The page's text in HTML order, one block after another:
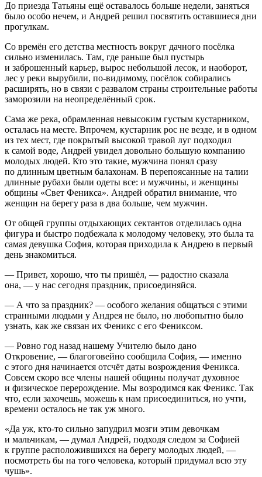
До приезда Татьяны ещё оставалось больше недели, заняться
было особо нечем, и Андрей решил посвятить оставшиеся дни
прогулкам.
Со времён его детства местность вокруг дачного посёлка
сильно изменилась. Там, где раньше был пустырь
и заброшенный карьер, вырос небольшой лесок, и наоборот,
лес у реки вырубили, по-видимому, посёлок собирались
расширять, но в связи с развалом страны строительные работы
заморозили на неопределённый срок.
Сама же река, обрамленная невысоким густым кустарником,
осталась на месте. Впрочем, кустарник рос не везде, и в одном
из тех мест, где покрытый высокой травой луг подходил
к самой воде, Андрей увидел довольно большую компанию
молодых людей. Кто это такие, мужчина понял сразу
по длинным цветным балахонам. В перепоясанные на талии
длинные рубахи были одеты все: и мужчины, и женщины
общины «Свет Феникса». Андрей обратил внимание, что
женщин на берегу раза в два больше, чем мужчин.
От общей группы отдыхающих сектантов отделилась одна
фигура и быстро подбежала к молодому человеку, это была та
самая девушка София, которая приходила к Андрею в первый
день знакомиться.
— Привет, хорошо, что ты пришёл, — радостно сказала
она, — у нас сегодня праздник, присоединяйся.
— А что за праздник? — особого желания общаться с этими
странными людьми у Андрея не было, но любопытно было
узнать, как же связан их Феникс с его Фениксом.
— Ровно год назад нашему Учителю было дано
Откровение, — благоговейно сообщила София, — именно
с этого дня начинается отсчёт даты возрождения Феникса.
Совсем скоро все члены нашей общины получат духовное
и физическое перерождение. Мы возродимся как Феникс. Так
что, если захочешь, можешь к нам присоединиться, но учти,
времени осталось не так уж много.
«Да уж, кто-то сильно запудрил мозги этим девочкам
и мальчикам, — думал Андрей, подходя следом за Софией
к группе расположившихся на берегу молодых людей, —
посмотреть бы на того человека, который придумал всю эту
чушь».